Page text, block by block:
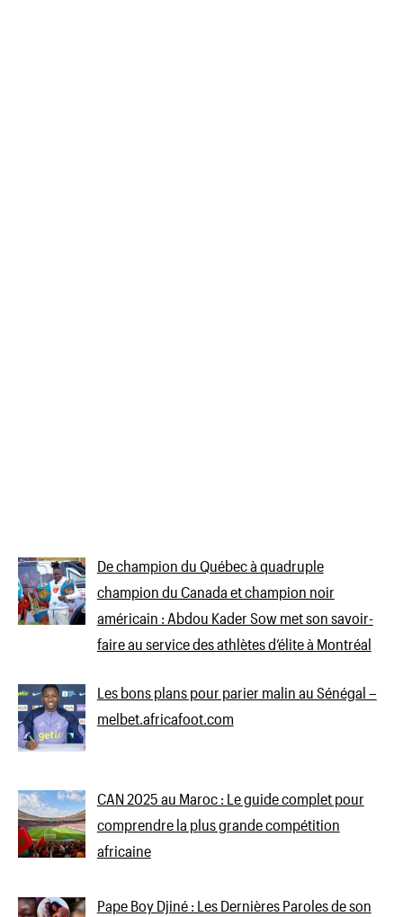
De champion du Québec à quadruple
champion du Canada et champion noir
américain : Abdou Kader Sow met son savoir-
faire au service des athlètes d’élite à Montréal
Les bons plans pour parier malin au Sénégal –
melbet.africafoot.com
CAN 2025 au Maroc : Le guide complet pour
comprendre la plus grande compétition
africaine
Pape Boy Djiné : Les Dernières Paroles de son